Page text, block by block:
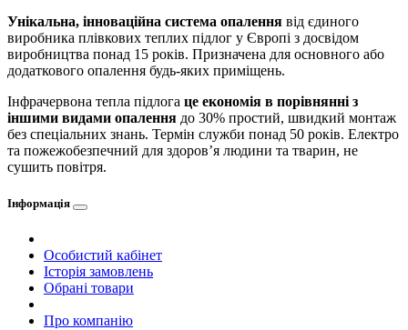
Унікальна, інноваційна система опалення від єдиного
виробника плівкових теплих підлог у Європі з досвідом
виробництва понад 15 років. Призначена для основного або
додаткового опалення будь-яких приміщень.
Інфрачервона тепла підлога це економія в порівнянні з
іншими видами опалення до 30% простий, швидкий монтаж
без спеціальних знань. Термін служби понад 50 років. Електро
та пожежобезпечний для здоров’я людини та тварин, не
сушить повітря.
Інформація
Особистий кабінет
Історія замовлень
Обрані товари
Про компанію